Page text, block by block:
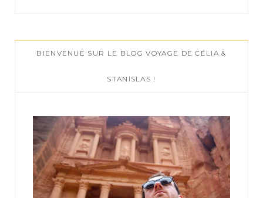
c
h
:
BIENVENUE SUR LE BLOG VOYAGE DE CÉLIA &
STANISLAS !